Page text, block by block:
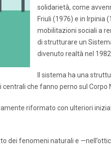
solidarietà, come
Friuli (1976) e in Irpinia
mobilitazioni sociali a
di strutturare un
divenuto realtà nel 1982.
Il sistema ha una
che fanno perno sul Corpo
riformato con ulteriori
dei fenomeni naturali e